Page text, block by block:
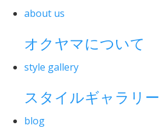
about us
オクヤマについて
style gallery
スタイルギャラリー
blog